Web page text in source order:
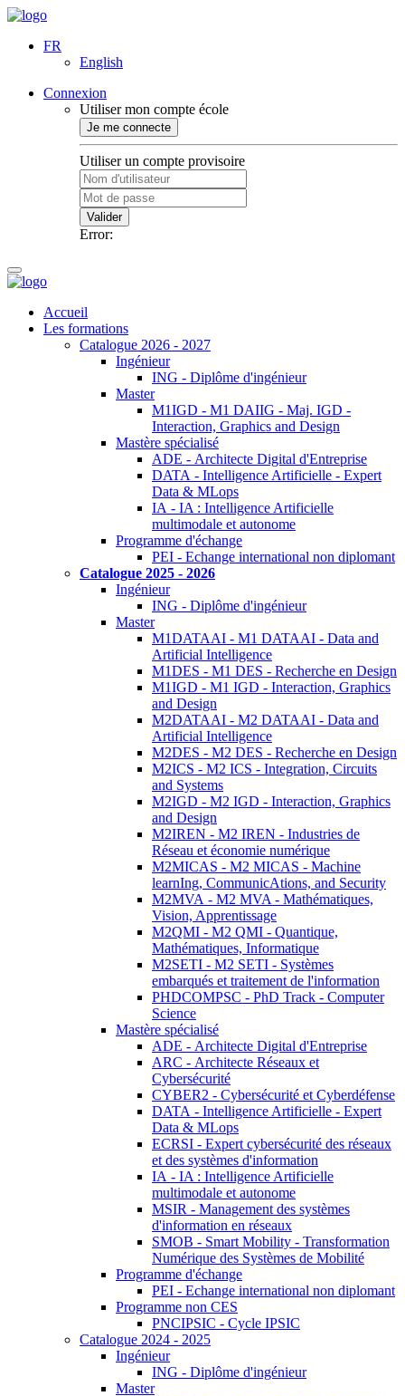
FR
English
Connexion
Utiliser mon compte école
Je me connecte
Utiliser un compte provisoire
Valider
Error:
Accueil
Les formations
Catalogue 2026 - 2027
Ingénieur
ING - Diplôme d'ingénieur
Master
M1IGD - M1 DAIIG - Maj. IGD -
Interaction, Graphics and Design
Mastère spécialisé
ADE - Architecte Digital d'Entreprise
DATA - Intelligence Artificielle - Expert
Data & MLops
IA - IA : Intelligence Artificielle
multimodale et autonome
Programme d'échange
PEI - Echange international non diplomant
Catalogue 2025 - 2026
Ingénieur
ING - Diplôme d'ingénieur
Master
M1DATAAI - M1 DATAAI - Data and
Artificial Intelligence
M1DES - M1 DES - Recherche en Design
M1IGD - M1 IGD - Interaction, Graphics
and Design
M2DATAAI - M2 DATAAI - Data and
Artificial Intelligence
M2DES - M2 DES - Recherche en Design
M2ICS - M2 ICS - Integration, Circuits
and Systems
M2IGD - M2 IGD - Interaction, Graphics
and Design
M2IREN - M2 IREN - Industries de
Réseau et économie numérique
M2MICAS - M2 MICAS - Machine
learnIng, CommunicAtions, and Security
M2MVA - M2 MVA - Mathématiques,
Vision, Apprentissage
M2QMI - M2 QMI - Quantique,
Mathématiques, Informatique
M2SETI - M2 SETI - Systèmes
embarqués et traitement de l'information
PHDCOMPSC - PhD Track - Computer
Science
Mastère spécialisé
ADE - Architecte Digital d'Entreprise
ARC - Architecte Réseaux et
Cybersécurité
CYBER2 - Cybersécurité et Cyberdéfense
DATA - Intelligence Artificielle - Expert
Data & MLops
ECRSI - Expert cybersécurité des réseaux
et des systèmes d'information
IA - IA : Intelligence Artificielle
multimodale et autonome
MSIR - Management des systèmes
d'information en réseaux
SMOB - Smart Mobility - Transformation
Numérique des Systèmes de Mobilité
Programme d'échange
PEI - Echange international non diplomant
Programme non CES
PNCIPSIC - Cycle IPSIC
Catalogue 2024 - 2025
Ingénieur
ING - Diplôme d'ingénieur
Master